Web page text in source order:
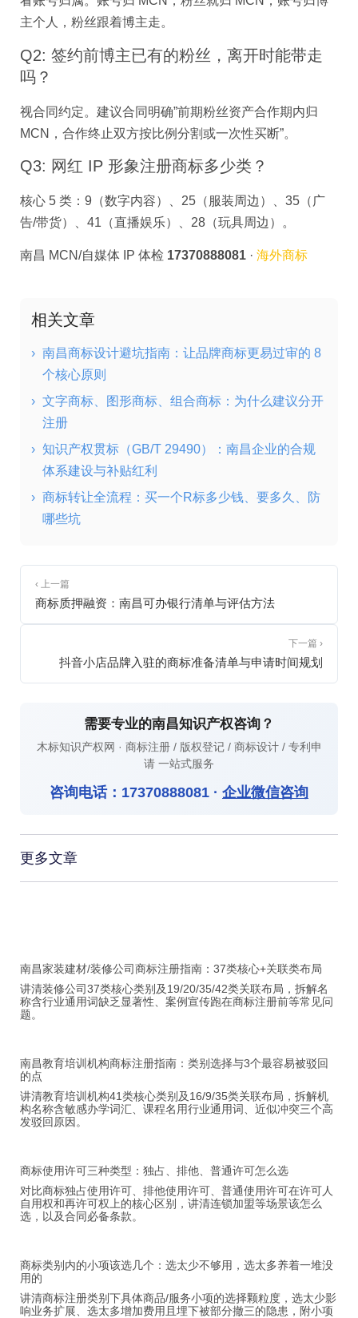
主个人，粉丝跟着博主走。
Q2: 签约前博主已有的粉丝，离开时能带走
吗？
视合同约定。建议合同明确”前期粉丝资产合作期内归
MCN，合作终止双方按比例分割或一次性买断”。
Q3: 网红 IP 形象注册商标多少类？
核心 5 类：9（数字内容）、25（服装周边）、35（广
告/带货）、41（直播娱乐）、28（玩具周边）。
南昌 MCN/自媒体 IP 体检 17370888081 · 海外商标
相关文章
› 南昌商标设计避坑指南：让品牌商标更易过审的 8
个核心原则
› 文字商标、图形商标、组合商标：为什么建议分开
注册
› 知识产权贯标（GB/T 29490）：南昌企业的合规
体系建设与补贴红利
› 商标转让全流程：买一个R标多少钱、要多久、防
哪些坑
‹ 上一篇
商标质押融资：南昌可办银行清单与评估方法
下一篇 ›
抖音小店品牌入驻的商标准备清单与申请时间规划
需要专业的南昌知识产权咨询？
木标知识产权网 · 商标注册 / 版权登记 / 商标设计 / 专利申
请 一站式服务
咨询电话： 17370888081 · 企业微信咨询
更多文章
南昌家装建材/装修公司商标注册指南：37类核心+关联类布局
讲清装修公司37类核心类别及19/20/35/42类关联布局，拆解名
称含行业通用词缺乏显著性、案例宣传跑在商标注册前等常见问
题。
南昌教育培训机构商标注册指南：类别选择与3个最容易被驳回
的点
讲清教育培训机构41类核心类别及16/9/35类关联布局，拆解机
构名称含敏感办学词汇、课程名用行业通用词、近似冲突三个高
发驳回原因。
商标使用许可三种类型：独占、排他、普通许可怎么选
对比商标独占使用许可、排他使用许可、普通使用许可在许可人
自用权和再许可权上的核心区别，讲清连锁加盟等场景该怎么
选，以及合同必备条款。
商标类别内的小项该选几个：选太少不够用，选太多养着一堆没
用的
讲清商标注册类别下具体商品/服务小项的选择颗粒度，选太少影
响业务扩展、选太多增加费用且埋下被部分撤三的隐患，附小项